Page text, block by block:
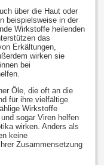
über die Haut oder
beispielsweise in der
Wirkstoffe heilenden
das
Erkältungen,
wirken sie
bei
Öle, die oft an die
für ihre vielfältige
Wirkstoffe
sogar Viren helfen
wirken. Anders als
keine
Zusammensetzung